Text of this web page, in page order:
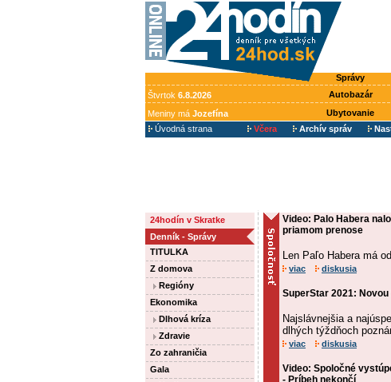
Správy
Štvrtok 6.8.2026 Autobazár
Meniny má Jozefína Ubytovanie
Úvodná strana
Včera Archív správ
24hodín v Skratke
Denník - Správy
TITULKA
Z domova
Regióny
Ekonomika
Dlhová kríza
Zdravie
Zo zahraničia
Gala
Video: Palo Habera
priamom prenose
Len Paľo Habera má
viac diskusia
SuperStar 2021:
Najslávnejšia a
dlhých týždňoch
viac diskusia
Video: Spoločné
- Príbeh nekončí